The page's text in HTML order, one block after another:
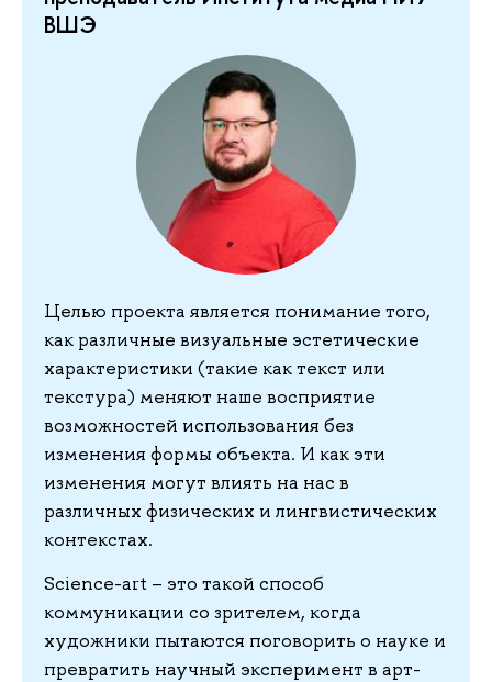
ВШЭ
Целью проекта является понимание того,
как различные визуальные эстетические
характеристики (такие как текст или
текстура) меняют наше восприятие
возможностей использования без
изменения формы объекта. И как эти
изменения могут влиять на нас в
различных физических и лингвистических
контекстах.
Science-art – это такой способ
коммуникации со зрителем, когда
художники пытаются поговорить о науке и
превратить научный эксперимент в арт-